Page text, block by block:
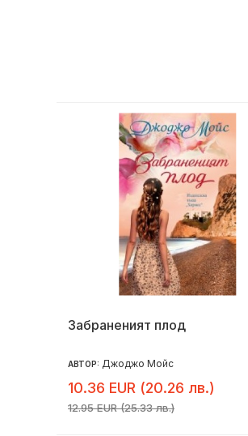
Забраненият плод
АВТОР: Джоджо Мойс
10.36 EUR (20.26 лв.)
12.95 EUR (25.33 лв.)